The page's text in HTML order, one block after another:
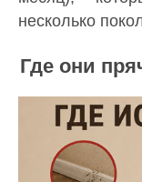
несколько
Где они